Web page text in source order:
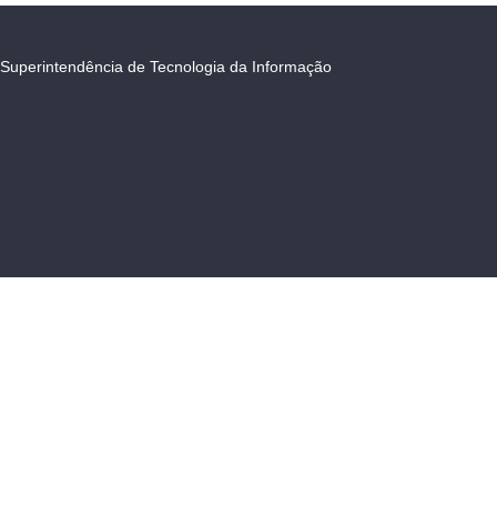
Superintendência de Tecnologia da Informação